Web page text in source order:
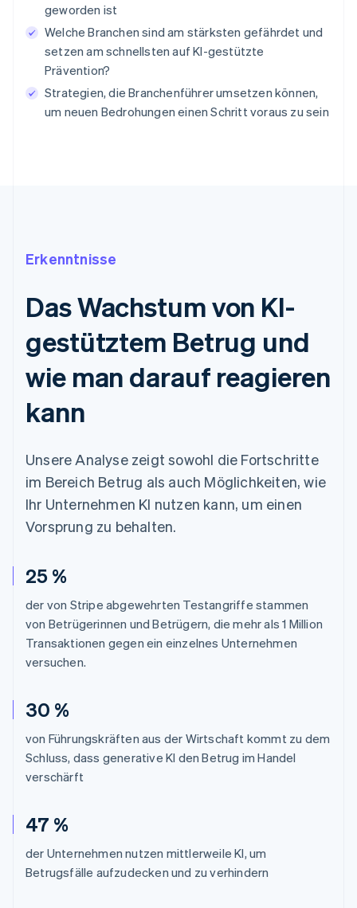
geworden ist
Welche Branchen sind am stärksten gefährdet und
setzen am schnellsten auf KI-gestützte
Prävention?
Strategien, die Branchenführer umsetzen können,
um neuen Bedrohungen einen Schritt voraus zu sein
Erkenntnisse
Das Wachstum von KI-
gestütztem Betrug und
wie man darauf reagieren
kann
Unsere Analyse zeigt sowohl die Fortschritte
im Bereich Betrug als auch Möglichkeiten, wie
Ihr Unternehmen KI nutzen kann, um einen
Vorsprung zu behalten.
25 %
der von Stripe abgewehrten Testangriffe stammen
von Betrügerinnen und Betrügern, die mehr als 1 Million
Transaktionen gegen ein einzelnes Unternehmen
versuchen.
30 %
von Führungskräften aus der Wirtschaft kommt zu dem
Schluss, dass generative KI den Betrug im Handel
verschärft
47 %
der Unternehmen nutzen mittlerweile KI, um
Betrugsfälle aufzudecken und zu verhindern